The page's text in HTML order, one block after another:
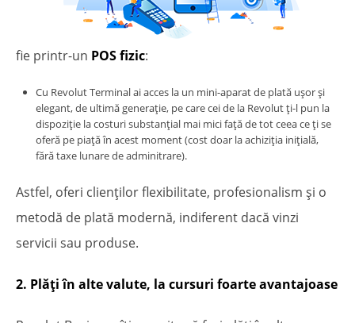
fie printr-un POS fizic:
Cu Revolut Terminal ai acces la un mini-aparat de plată ușor și
elegant, de ultimă generație, pe care cei de la Revolut ți-l pun la
dispoziție la costuri substanțial mai mici față de tot ceea ce ți se
oferă pe piață în acest moment (cost doar la achiziția inițială,
fără taxe lunare de adminitrare).
Astfel, oferi clienților flexibilitate, profesionalism și o
metodă de plată modernă, indiferent dacă vinzi
servicii sau produse.
2. Plăți în alte valute, la cursuri foarte avantajoase